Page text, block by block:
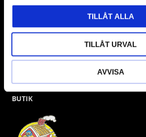
TILLÅT ALLA
TILLÅT URVAL
AVVISA
BUTIK